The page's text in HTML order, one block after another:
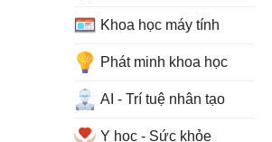
Khoa học máy tính
Phát minh khoa học
AI - Trí tuệ nhân tạo
Y học - Sức khỏe